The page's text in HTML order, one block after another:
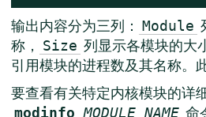
输出内容分为三列： Module
称， Size 列显示各模块的大
引用模块的进程数及其名称。
要查看有关特定内核模块的详
modinfoMODULE_NAME 命